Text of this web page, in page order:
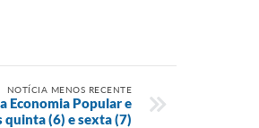
NOTÍCIA MENOS RECENTE
Economia Popular e
(6) e sexta (7)